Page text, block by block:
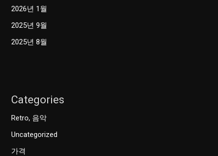
2026년 1월
2025년 9월
2025년 8월
Categories
Retro, 음악
Uncategorized
가격